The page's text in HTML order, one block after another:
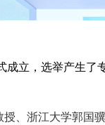
立，选举产生
、浙江大学郭国